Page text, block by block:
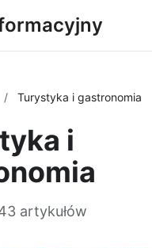
/ Turystyka i gastronomia
i
artykułów